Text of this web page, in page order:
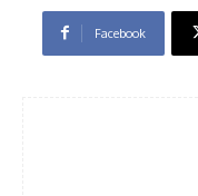
Facebook